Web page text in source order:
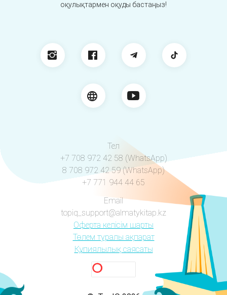
оқулықтармен оқуды бастаңыз!
Тел
+7 708 972 42 58 (WhatsApp)
8 708 972 42 59 (WhatsApp)
+7 771 944 44 65
Email
topiq_support@almatykitap.kz
Оферта келісім шарты
Төлем туралы ақпарат
Құпиялылық саясаты